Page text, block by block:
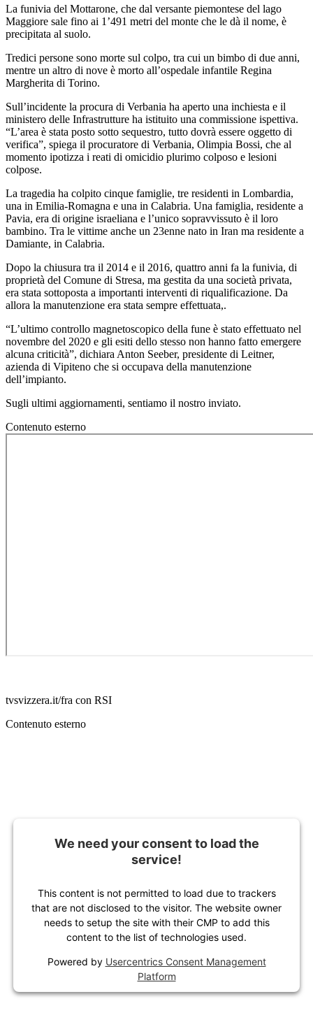
La funivia del Mottarone, che dal versante piemontese del lago
Maggiore sale fino ai 1’491 metri del monte che le dà il nome, è
precipitata al suolo.
Tredici persone sono morte sul colpo, tra cui un bimbo di due anni,
mentre un altro di nove è morto all’ospedale infantile Regina
Margherita di Torino.
Sull’incidente la procura di Verbania ha aperto una inchiesta e il
ministero delle Infrastrutture ha istituito una commissione ispettiva.
“L’area è stata posto sotto sequestro, tutto dovrà essere oggetto di
verifica”, spiega il procuratore di Verbania, Olimpia Bossi, che al
momento ipotizza i reati di omicidio plurimo colposo e lesioni
colpose.
La tragedia ha colpito cinque famiglie, tre residenti in Lombardia,
una in Emilia-Romagna e una in Calabria. Una famiglia, residente a
Pavia, era di origine israeliana e l’unico sopravvissuto è il loro
bambino. Tra le vittime anche un 23enne nato in Iran ma residente a
Damiante, in Calabria.
Dopo la chiusura tra il 2014 e il 2016, quattro anni fa la funivia, di
proprietà del Comune di Stresa, ma gestita da una società privata,
era stata sottoposta a importanti interventi di riqualificazione. Da
allora la manutenzione era stata sempre effettuata,.
“L’ultimo controllo magnetoscopico della fune è stato effettuato nel
novembre del 2020 e gli esiti dello stesso non hanno fatto emergere
alcuna criticità”, dichiara Anton Seeber, presidente di Leitner,
azienda di Vipiteno che si occupava della manutenzione
dell’impianto.
Sugli ultimi aggiornamenti, sentiamo il nostro inviato.
Contenuto esterno
tvsvizzera.it/fra con RSI
Contenuto esterno
We need your consent to load the
service!
This content is not permitted to load due to trackers
that are not disclosed to the visitor. The website owner
needs to setup the site with their CMP to add this
content to the list of technologies used.
Powered by Usercentrics Consent Management
Platform